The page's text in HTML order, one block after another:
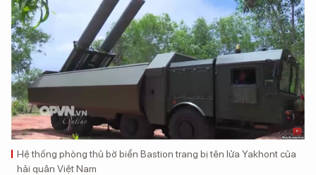
Hệ thống phòng thủ bờ biển Bastion trang bị tên lửa Yakhont của
hải quân Việt Nam